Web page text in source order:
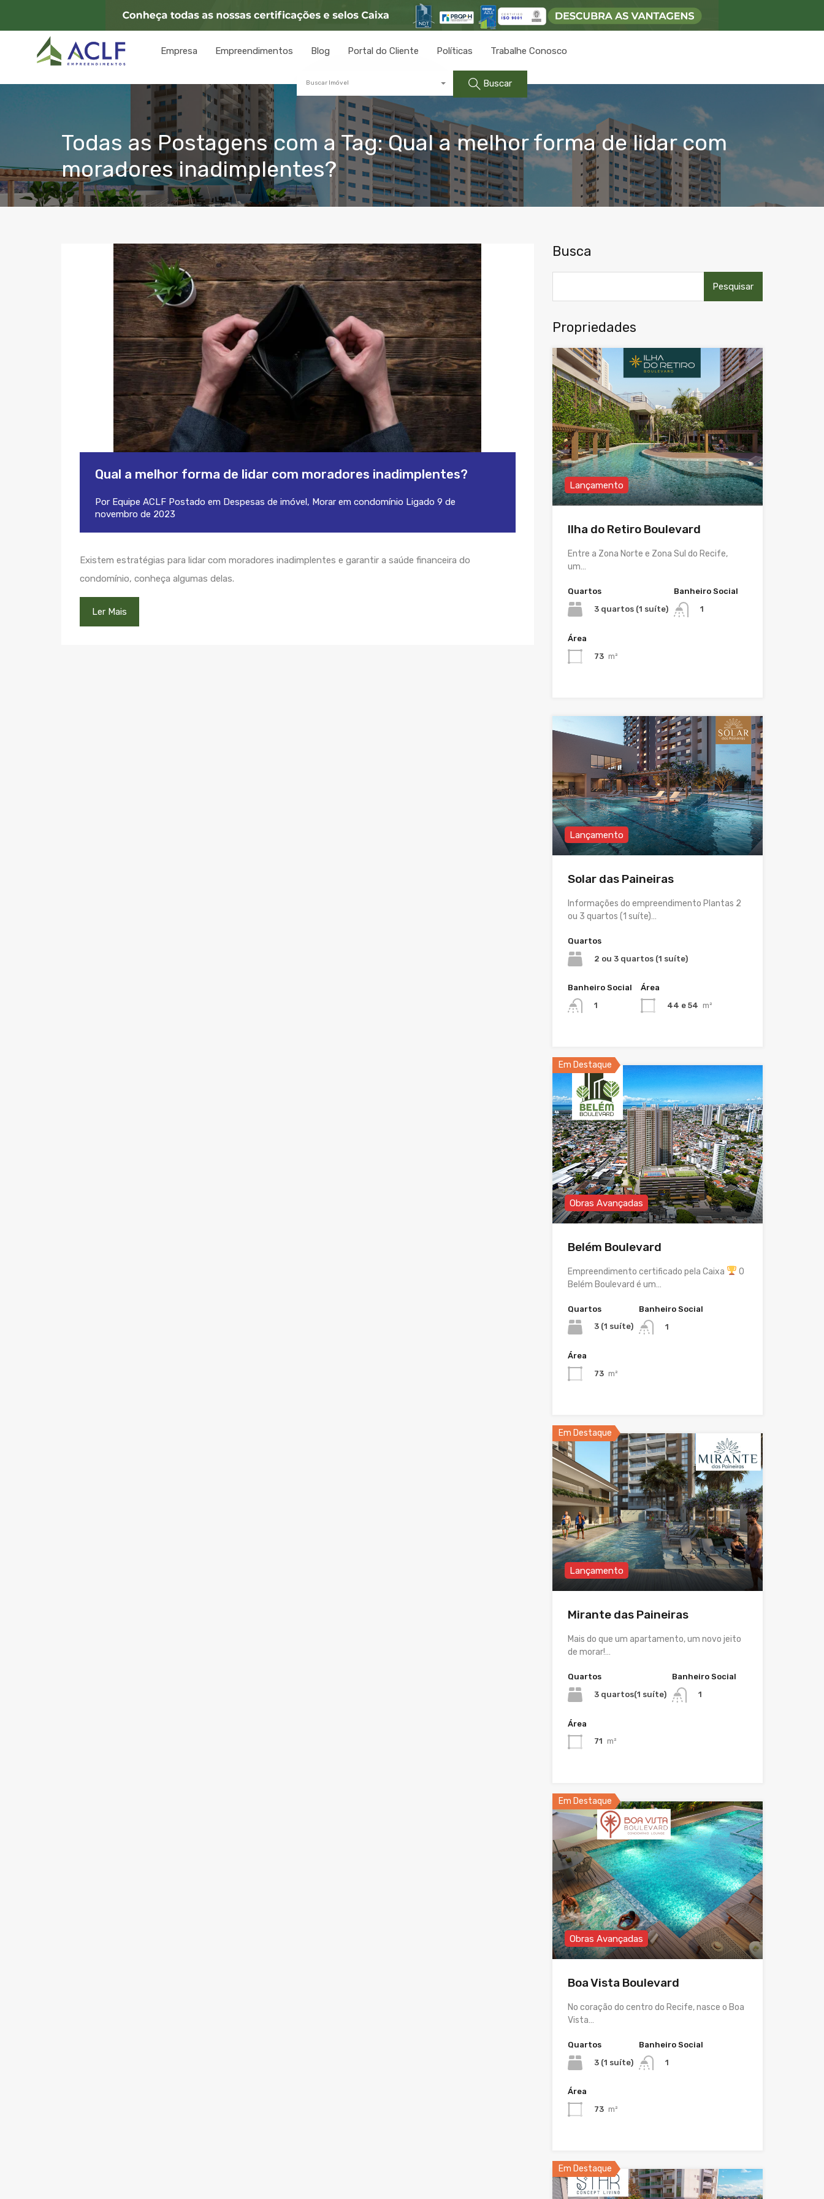
Empresa Empreendimentos Blog Portal do Cliente Políticas Trabalhe Conosco
Buscar Imóvel Buscar
Todas as Postagens com a Tag: Qual a melhor forma de lidar com
moradores inadimplentes?
Qual a melhor forma de lidar com moradores inadimplentes?
Por Equipe ACLF Postado em Despesas de imóvel, Morar em condomínio Ligado 9 de
novembro de 2023
Existem estratégias para lidar com moradores inadimplentes e garantir a saúde financeira do
condomínio, conheça algumas delas.
Ler Mais
Busca
por:
Propriedades
Lançamento
Ilha do Retiro Boulevard
Entre a Zona Norte e Zona Sul do Recife,
um…
Quartos
3 quartos (1 suíte)
Banheiro Social
1
Área
73 m²
Lançamento
Solar das Paineiras
Informações do empreendimento Plantas 2
ou 3 quartos (1 suíte)…
Quartos
2 ou 3 quartos (1 suíte)
Banheiro Social
1
Área
44 e 54 m²
Em Destaque
Obras Avançadas
Belém Boulevard
Empreendimento certificado pela Caixa
O
Belém Boulevard é um…
Quartos
3 (1 suíte)
Banheiro Social
1
Área
73 m²
Em Destaque
Lançamento
Mirante das Paineiras
Mais do que um apartamento, um novo jeito
de morar!…
Quartos
3 quartos(1 suíte)
Banheiro Social
1
Área
71 m²
Em Destaque
Obras Avançadas
Boa Vista Boulevard
No coração do centro do Recife, nasce o Boa
Vista…
Quartos
3 (1 suíte)
Banheiro Social
1
Área
73 m²
Em Destaque